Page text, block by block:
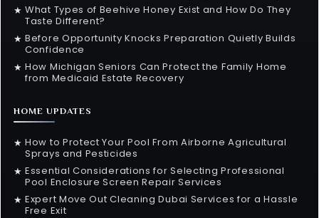
★ What Types of Beehive Honey Exist and How Do They
Taste Different?
★ Before Opportunity Knocks Preparation Quietly Builds
Confidence
★ How Michigan Seniors Can Protect the Family Home
from Medicaid Estate Recovery
HOME UPDATES
★ How to Protect Your Pool From Airborne Agricultural
Sprays and Pesticides
★ Essential Considerations for Selecting Professional
Pool Enclosure Screen Repair Services
★ Expert Move Out Cleaning Dubai Services for a Hassle
Free Exit